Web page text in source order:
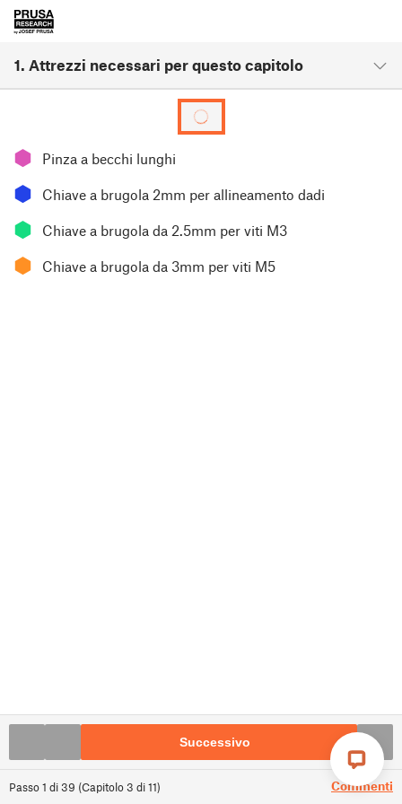
1. Attrezzi necessari per questo capitolo
Passo1 di39 (Capitolo3 di11) Commenti
⬢ Pinza a becchi lunghi
⬢ Chiave a brugola 2mm per allineamento dadi
⬢ Chiave a brugola da 2.5mm per viti M3
⬢ Chiave a brugola da 3mm per viti M5
Successivo